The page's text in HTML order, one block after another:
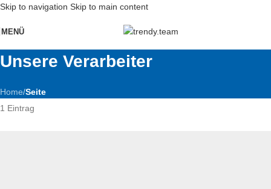
Skip to navigation Skip to main content
MENÜ
Unsere Verarbeiter
Home/Seite
1 Eintrag